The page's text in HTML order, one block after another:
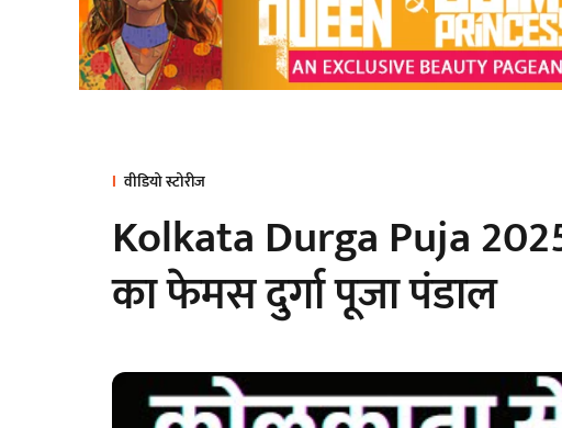
वीडियो स्टोरीज
Kolkata Durga Puja
का फेमस दुर्गा पूजा पंडाल